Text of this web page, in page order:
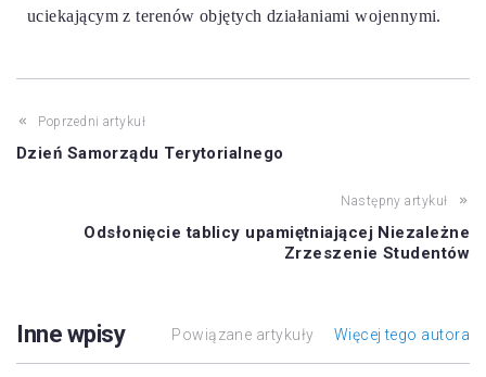
uciekającym z terenów objętych działaniami wojennymi.
Poprzedni artykuł
Dzień Samorządu Terytorialnego
Następny artykuł
Odsłonięcie tablicy upamiętniającej Niezależne
Zrzeszenie Studentów
Inne wpisy Powiązane artykuły Więcej tego autora